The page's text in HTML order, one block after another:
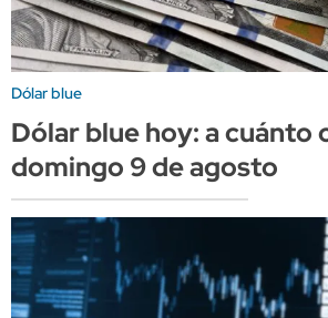
Dólar blue
Dólar blue hoy: a cuánto
domingo 9 de agosto